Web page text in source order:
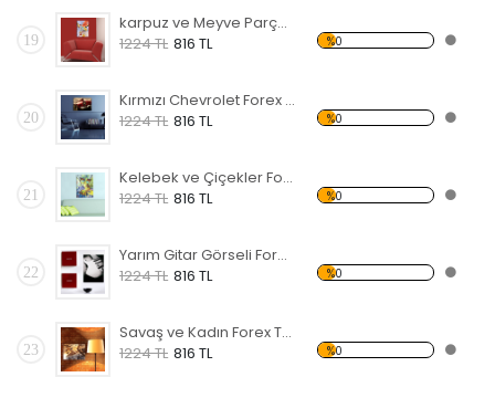
19
karpuz ve Meyve Parçaları Forex Tablo
1224 TL 816 TL %0
20
Kırmızı Chevrolet Forex Tablo
1224 TL 816 TL %0
21
Kelebek ve Çiçekler Forex Tablo
1224 TL 816 TL %0
22
Yarım Gitar Görseli Forex Tablo
1224 TL 816 TL %0
23
Savaş ve Kadın Forex Tablo
1224 TL 816 TL %0